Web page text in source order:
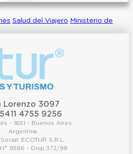
Salud del Viajero Ministerio de
Lorenzo 3097
4755 9256
- 1651 - Buenos Aires
Argentina
ECOTUR S.R.L.
9586 - Disp.372/98